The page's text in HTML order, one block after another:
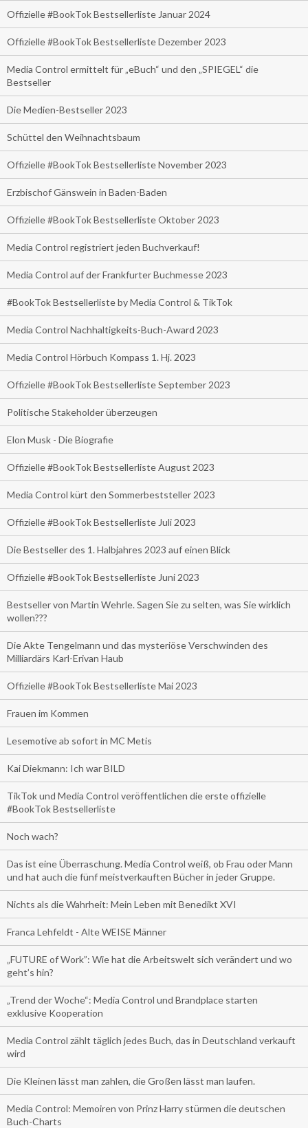
Offizielle #BookTok Bestsellerliste Januar 2024
Offizielle #BookTok Bestsellerliste Dezember 2023
Media Control ermittelt für „eBuch“ und den „SPIEGEL“ die
Bestseller
Die Medien-Bestseller 2023
Schüttel den Weihnachtsbaum
Offizielle #BookTok Bestsellerliste November 2023
Erzbischof Gänswein in Baden-Baden
Offizielle #BookTok Bestsellerliste Oktober 2023
Media Control registriert jeden Buchverkauf!
Media Control auf der Frankfurter Buchmesse 2023
#BookTok Bestsellerliste by Media Control & TikTok
Media Control Nachhaltigkeits-Buch-Award 2023
Media Control Hörbuch Kompass 1. Hj. 2023
Offizielle #BookTok Bestsellerliste September 2023
Politische Stakeholder überzeugen
Elon Musk - Die Biografie
Offizielle #BookTok Bestsellerliste August 2023
Media Control kürt den Sommerbeststeller 2023
Offizielle #BookTok Bestsellerliste Juli 2023
Die Bestseller des 1. Halbjahres 2023 auf einen Blick
Offizielle #BookTok Bestsellerliste Juni 2023
Bestseller von Martin Wehrle. Sagen Sie zu selten, was Sie wirklich
wollen???
Die Akte Tengelmann und das mysteriöse Verschwinden des
Milliardärs Karl-Erivan Haub
Offizielle #BookTok Bestsellerliste Mai 2023
Frauen im Kommen
Lesemotive ab sofort in MC Metis
Kai Diekmann: Ich war BILD
TikTok und Media Control veröffentlichen die erste offizielle
#BookTok Bestsellerliste
Noch wach?
Das ist eine Überraschung. Media Control weiß, ob Frau oder Mann
und hat auch die fünf meistverkauften Bücher in jeder Gruppe.
Nichts als die Wahrheit: Mein Leben mit Benedikt XVI
Franca Lehfeldt - Alte WEISE Männer
„FUTURE of Work”: Wie hat die Arbeitswelt sich verändert und wo
geht’s hin?
„Trend der Woche“: Media Control und Brandplace starten
exklusive Kooperation
Media Control zählt täglich jedes Buch, das in Deutschland verkauft
wird
Die Kleinen lässt man zahlen, die Großen lässt man laufen.
Media Control: Memoiren von Prinz Harry stürmen die deutschen
Buch-Charts